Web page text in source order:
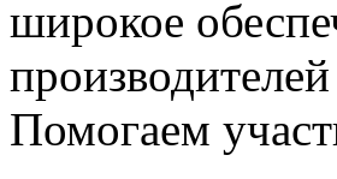
широкое
Помогаем